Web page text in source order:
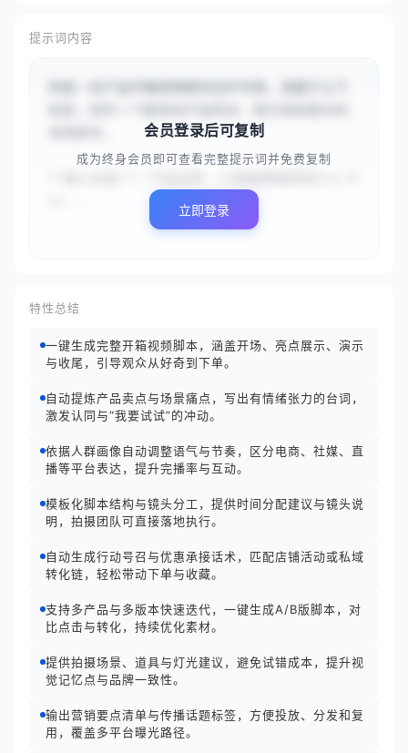
提示词内容
会员登录后可复制
成为终身会员即可查看完整提示词并免费复制
立即登录
特性总结
一键生成完整开箱视频脚本，涵盖开场、亮点展示、演示
与收尾，引导观众从好奇到下单。
自动提炼产品卖点与场景痛点，写出有情绪张力的台词，
激发认同与“我要试试”的冲动。
依据人群画像自动调整语气与节奏，区分电商、社媒、直
播等平台表达，提升完播率与互动。
模板化脚本结构与镜头分工，提供时间分配建议与镜头说
明，拍摄团队可直接落地执行。
自动生成行动号召与优惠承接话术，匹配店铺活动或私域
转化链，轻松带动下单与收藏。
支持多产品与多版本快速迭代，一键生成A/B版脚本，对
比点击与转化，持续优化素材。
提供拍摄场景、道具与灯光建议，避免试错成本，提升视
觉记忆点与品牌一致性。
输出营销要点清单与传播话题标签，方便投放、分发和复
用，覆盖多平台曝光路径。